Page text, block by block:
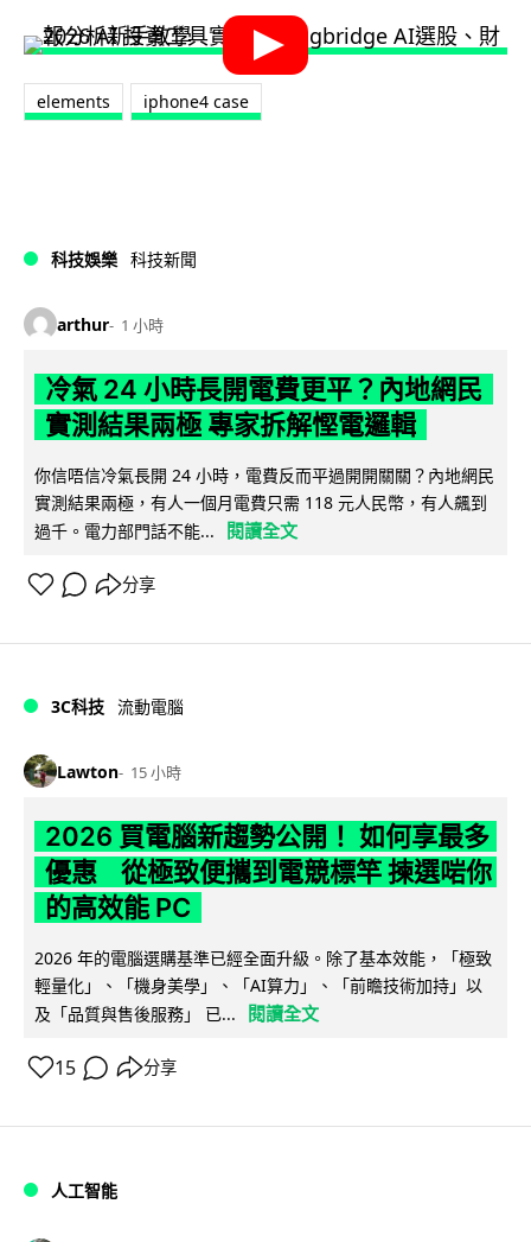
elements iphone4 case
科技娛樂 科技新聞
arthur 1 小時
冷氣 24 小時長開電費更平？內地網民
實測結果兩極 專家拆解慳電邏輯
你信唔信冷氣長開 24 小時，電費反而平過開開關關？內地網民
實測結果兩極，有人一個月電費只需 118 元人民幣，有人飆到
過千。電力部門話不能...
閱讀全文
分享
3C科技 流動電腦
Lawton 15 小時
2026 買電腦新趨勢公開！ 如何享最多
優惠 從極致便攜到電競標竿 揀選啱你
的高效能 PC
2026 年的電腦選購基準已經全面升級。除了基本效能，「極致
輕量化」、「機身美學」、「AI算力」、「前瞻技術加持」以
及「品質與售後服務」 已...
閱讀全文
15 分享
人工智能